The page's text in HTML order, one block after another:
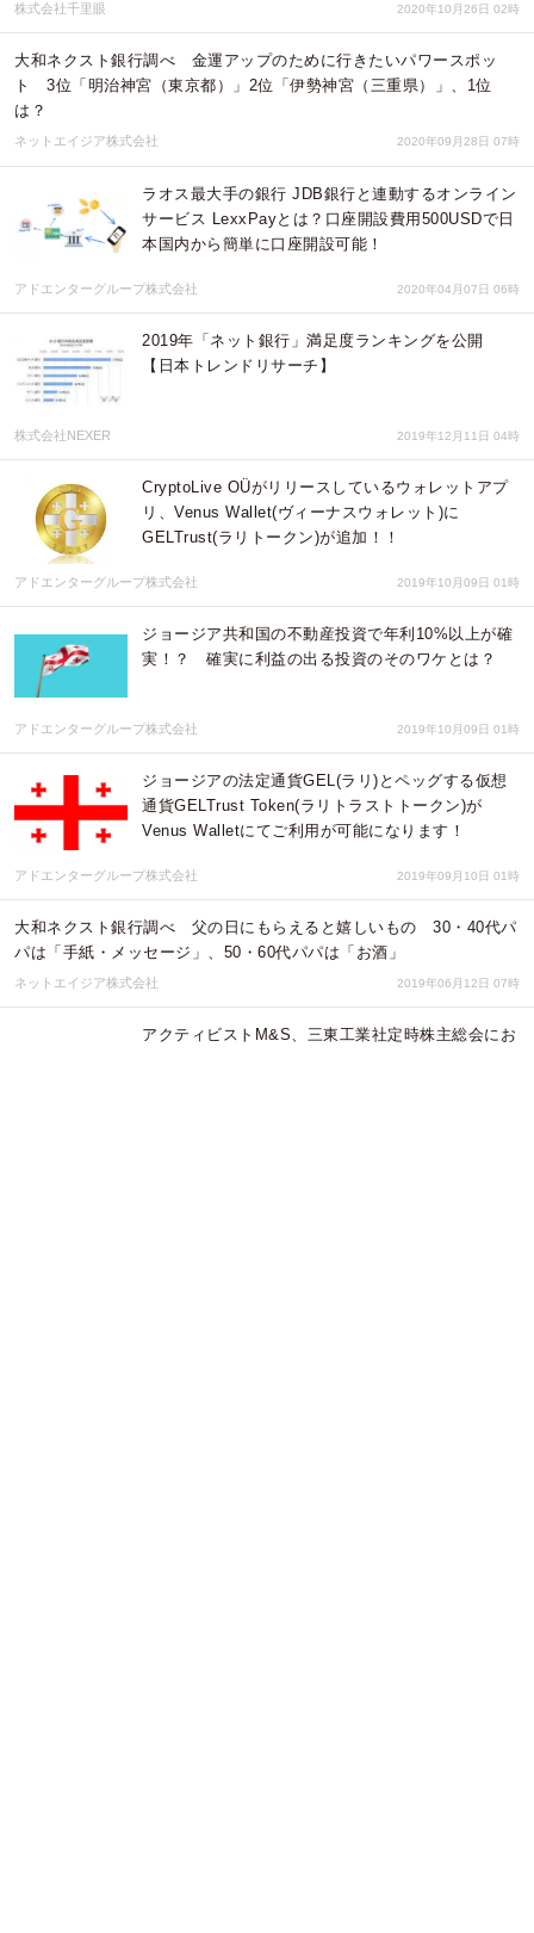
株式会社千里眼 2020年10月26日 02時
大和ネクスト銀行調べ 金運アップのために行きたいパワースポッ
ト 3位「明治神宮（東京都）」2位「伊勢神宮（三重県）」、1位
は？
ネットエイジア株式会社 2020年09月28日 07時
ラオス最大手の銀行 JDB銀行と連動するオンライン
サービス LexxPayとは？口座開設費用500USDで日
本国内から簡単に口座開設可能！
アドエンターグループ株式会社 2020年04月07日 06時
2019年「ネット銀行」満足度ランキングを公開
【日本トレンドリサーチ】
株式会社NEXER 2019年12月11日 04時
CryptoLive OÜがリリースしているウォレットアプ
リ、Venus Wallet(ヴィーナスウォレット)に
GELTrust(ラリトークン)が追加！！
アドエンターグループ株式会社 2019年10月09日 01時
ジョージア共和国の不動産投資で年利10%以上が確
実！？ 確実に利益の出る投資のそのワケとは？
アドエンターグループ株式会社 2019年10月09日 01時
ジョージアの法定通貨GEL(ラリ)とペッグする仮想
通貨GELTrust Token(ラリトラストトークン)が
Venus Walletにてご利用が可能になります！
アドエンターグループ株式会社 2019年09月10日 01時
大和ネクスト銀行調べ 父の日にもらえると嬉しいもの 30・40代パ
パは「手紙・メッセージ」、50・60代パパは「お酒」
ネットエイジア株式会社 2019年06月12日 07時
アクティビストM&S、三東工業社定時株主総会にお